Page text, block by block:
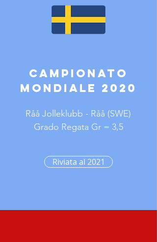
Campionato
Mondiale 2020
Råå Jolleklubb - Råå (SWE)
Grado Regata Gr = 3,5
Riviata al 2021